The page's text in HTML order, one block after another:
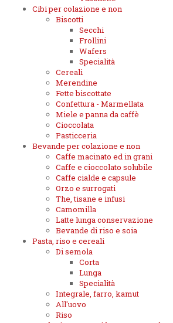
Cibi per colazione e non
Biscotti
Secchi
Frollini
Wafers
Specialità
Cereali
Merendine
Fette biscottate
Confettura - Marmellata
Miele e panna da caffè
Cioccolata
Pasticceria
Bevande per colazione e non
Caffe macinato ed in grani
Caffe e cioccolato solubile
Caffe cialde e capsule
Orzo e surrogati
The, tisane e infusi
Camomilla
Latte lunga conservazione
Bevande di riso e soia
Pasta, riso e cereali
Di semola
Corta
Lunga
Specialità
Integrale, farro, kamut
All'uovo
Riso